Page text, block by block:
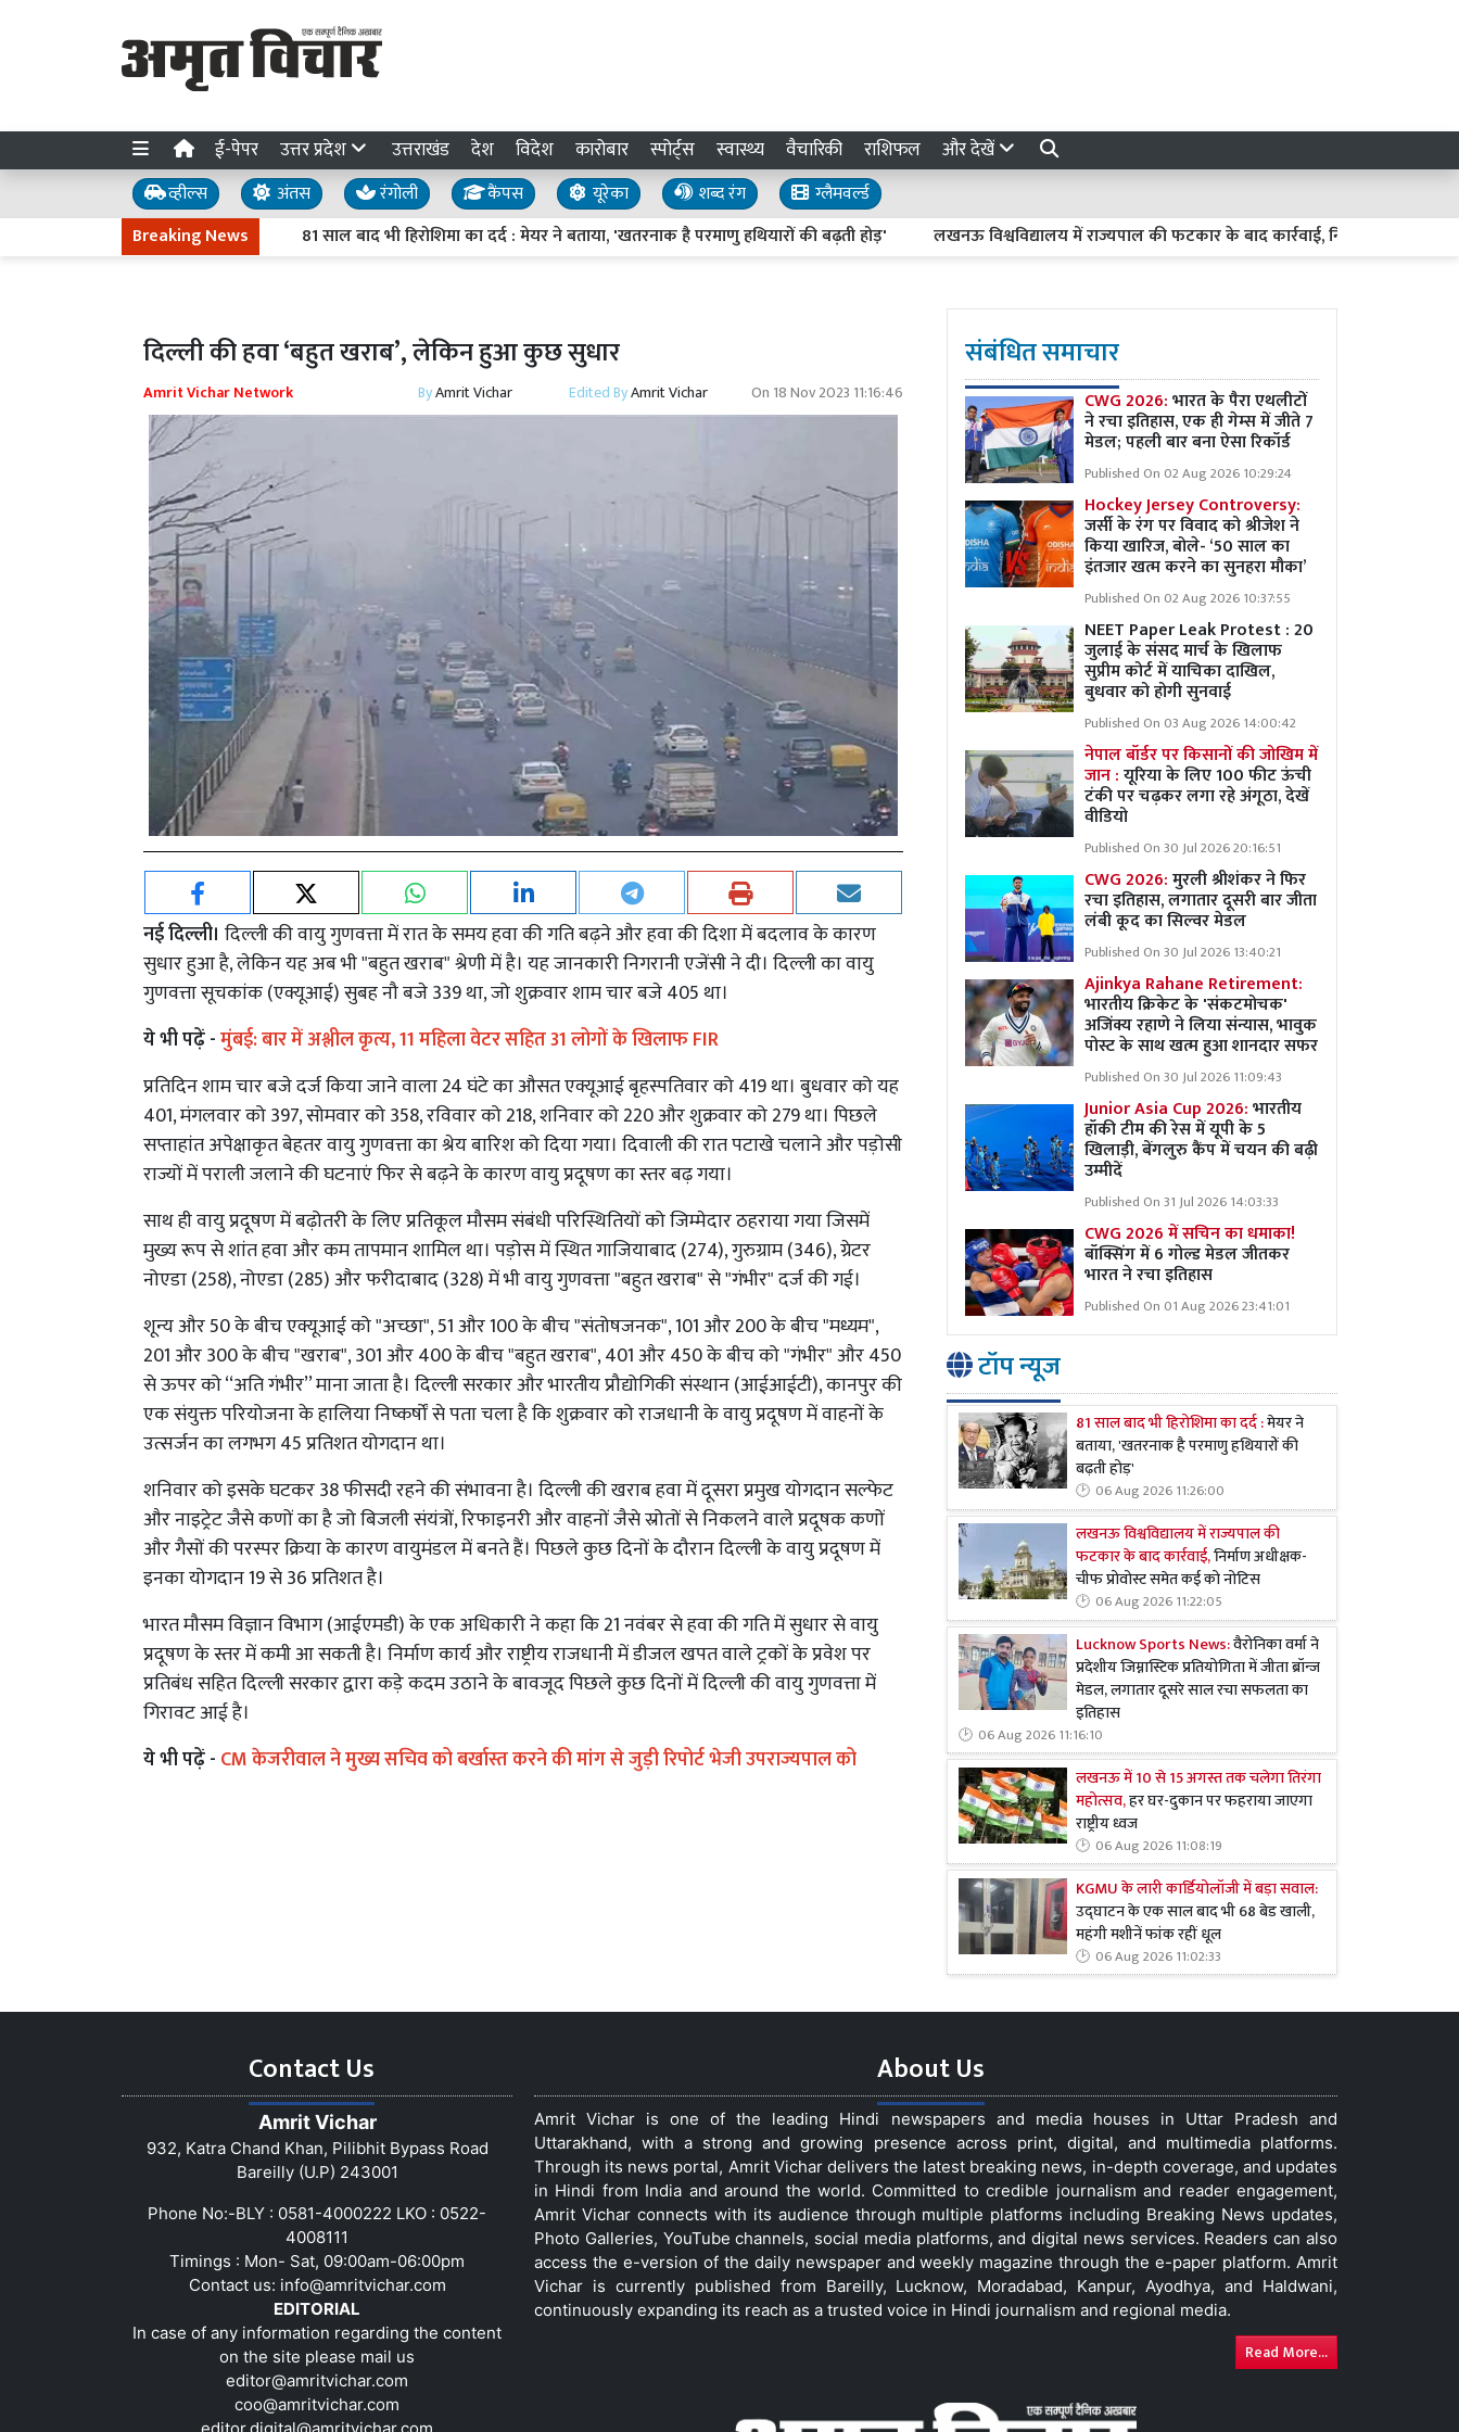
ई-पेपर उत्तर प्रदेश उत्तराखंड देश विदेश कारोबार स्पोर्ट्स स्वास्थ्य वैचारिकी राशिफल और देखें
व्हील्स अंतस रंगोली कैंपस यूरेका शब्द रंग
ग्लैमवर्ल्ड
Breaking News
81 साल बाद भी हिरोशिमा का दर्द : मेयर ने बताया, 'खतरनाक है परमाणु हथियारों की बढ़ती होड़' लखनऊ विश्वविद्यालय में राज्यपाल की फटकार के बाद कार्रवाई, निर्माण अधीक्षक-चीफ
दिल्ली की हवा ‘बहुत खराब’, लेकिन हुआ कुछ सुधार
Amrit Vichar Network ByAmrit Vichar Edited ByAmrit Vichar On 18 Nov 2023 11:16:46
नई दिल्ली। दिल्ली की वायु गुणवत्ता में रात के समय हवा की गति बढ़ने और हवा की दिशा में बदलाव के कारण
सुधार हुआ है, लेकिन यह अब भी "बहुत खराब" श्रेणी में है। यह जानकारी निगरानी एजेंसी ने दी। दिल्ली का वायु
गुणवत्ता सूचकांक (एक्यूआई) सुबह नौ बजे 339 था, जो शुक्रवार शाम चार बजे 405 था।
ये भी पढ़ें -मुंबई: बार में अश्लील कृत्य, 11 महिला वेटर सहित 31 लोगों के खिलाफ FIR
प्रतिदिन शाम चार बजे दर्ज किया जाने वाला 24 घंटे का औसत एक्यूआई बृहस्पतिवार को 419 था। बुधवार को यह
401, मंगलवार को 397, सोमवार को 358, रविवार को 218, शनिवार को 220 और शुक्रवार को 279 था। पिछले
सप्ताहांत अपेक्षाकृत बेहतर वायु गुणवत्ता का श्रेय बारिश को दिया गया। दिवाली की रात पटाखे चलाने और पड़ोसी
राज्यों में पराली जलाने की घटनाएं फिर से बढ़ने के कारण वायु प्रदूषण का स्तर बढ़ गया।
साथ ही वायु प्रदूषण में बढ़ोतरी के लिए प्रतिकूल मौसम संबंधी परिस्थितियों को जिम्मेदार ठहराया गया जिसमें
मुख्य रूप से शांत हवा और कम तापमान शामिल था। पड़ोस में स्थित गाजियाबाद (274), गुरुग्राम (346), ग्रेटर
नोएडा (258), नोएडा (285) और फरीदाबाद (328) में भी वायु गुणवत्ता "बहुत खराब" से "गंभीर" दर्ज की गई।
शून्य और 50 के बीच एक्यूआई को "अच्छा", 51 और 100 के बीच "संतोषजनक", 101 और 200 के बीच "मध्यम",
201 और 300 के बीच "खराब", 301 और 400 के बीच "बहुत खराब", 401 और 450 के बीच को "गंभीर" और 450
से ऊपर को ‘‘अति गंभीर’’ माना जाता है। दिल्ली सरकार और भारतीय प्रौद्योगिकी संस्थान (आईआईटी), कानपुर की
एक संयुक्त परियोजना के हालिया निष्कर्षों से पता चला है कि शुक्रवार को राजधानी के वायु प्रदूषण में वाहनों के
उत्सर्जन का लगभग 45 प्रतिशत योगदान था।
शनिवार को इसके घटकर 38 फीसदी रहने की संभावना है। दिल्ली की खराब हवा में दूसरा प्रमुख योगदान सल्फेट
और नाइट्रेट जैसे कणों का है जो बिजली संयंत्रों, रिफाइनरी और वाहनों जैसे स्रोतों से निकलने वाले प्रदूषक कणों
और गैसों की परस्पर क्रिया के कारण वायुमंडल में बनते हैं। पिछले कुछ दिनों के दौरान दिल्ली के वायु प्रदूषण में
इनका योगदान 19 से 36 प्रतिशत है।
भारत मौसम विज्ञान विभाग (आईएमडी) के एक अधिकारी ने कहा कि 21 नवंबर से हवा की गति में सुधार से वायु
प्रदूषण के स्तर में कमी आ सकती है। निर्माण कार्य और राष्ट्रीय राजधानी में डीजल खपत वाले ट्रकों के प्रवेश पर
प्रतिबंध सहित दिल्ली सरकार द्वारा कड़े कदम उठाने के बावजूद पिछले कुछ दिनों में दिल्ली की वायु गुणवत्ता में
गिरावट आई है।
ये भी पढ़ें - CM केजरीवाल ने मुख्य सचिव को बर्खास्त करने की मांग से जुड़ी रिपोर्ट भेजी उपराज्यपाल को
संबंधित समाचार
CWG 2026:भारत के पैरा एथलीटों
ने रचा इतिहास, एक ही गेम्स में जीते 7
मेडल; पहली बार बना ऐसा रिकॉर्ड
Published On 02 Aug 2026 10:29:24
Hockey Jersey Controversy:
जर्सी के रंग पर विवाद को श्रीजेश ने
किया खारिज, बोले- ‘50 साल का
इंतजार खत्म करने का सुनहरा मौका’
Published On 02 Aug 2026 10:37:55
NEET Paper Leak Protest : 20
जुलाई के संसद मार्च के खिलाफ
सुप्रीम कोर्ट में याचिका दाखिल,
बुधवार को होगी सुनवाई
Published On 03 Aug 2026 14:00:42
नेपाल बॉर्डर पर किसानों की जोखिम में
जान :यूरिया के लिए 100 फीट ऊंची
टंकी पर चढ़कर लगा रहे अंगूठा, देखें
वीडियो
Published On 30 Jul 2026 20:16:51
CWG 2026:मुरली श्रीशंकर ने फिर
रचा इतिहास, लगातार दूसरी बार जीता
लंबी कूद का सिल्वर मेडल
Published On 30 Jul 2026 13:40:21
Ajinkya Rahane Retirement:
भारतीय क्रिकेट के 'संकटमोचक'
अजिंक्य रहाणे ने लिया संन्यास, भावुक
पोस्ट के साथ खत्म हुआ शानदार सफर
Published On 30 Jul 2026 11:09:43
Junior Asia Cup 2026:भारतीय
हॉकी टीम की रेस में यूपी के 5
खिलाड़ी, बेंगलुरु कैंप में चयन की बढ़ी
उम्मीदें
Published On 31 Jul 2026 14:03:33
CWG 2026 में सचिन का धमाका!
बॉक्सिंग में 6 गोल्ड मेडल जीतकर
भारत ने रचा इतिहास
Published On 01 Aug 2026 23:41:01
टॉप न्यूज
81 साल बाद भी हिरोशिमा का दर्द :मेयर ने
बताया, 'खतरनाक है परमाणु हथियारों की
बढ़ती होड़'
06 Aug 2026 11:26:00
लखनऊ विश्वविद्यालय में राज्यपाल की
फटकार के बाद कार्रवाई,निर्माण अधीक्षक-
चीफ प्रोवोस्ट समेत कई को नोटिस
06 Aug 2026 11:22:05
Lucknow Sports News:वैरोनिका वर्मा ने
प्रदेशीय जिम्नास्टिक प्रतियोगिता में जीता ब्रॉन्ज
मेडल, लगातार दूसरे साल रचा सफलता का
इतिहास
06 Aug 2026 11:16:10
लखनऊ में 10 से 15 अगस्त तक चलेगा तिरंगा
महोत्सव,हर घर-दुकान पर फहराया जाएगा
राष्ट्रीय ध्वज
06 Aug 2026 11:08:19
KGMU के लारी कार्डियोलॉजी में बड़ा सवाल:
उद्घाटन के एक साल बाद भी 68 बेड खाली,
महंगी मशीनें फांक रहीं धूल
06 Aug 2026 11:02:33
Contact Us
Amrit Vichar
932, Katra Chand Khan, Pilibhit Bypass Road
Bareilly (U.P) 243001
Phone No:-BLY : 0581-4000222 LKO : 0522-
4008111
Timings : Mon- Sat, 09:00am-06:00pm
Contact us: info@amritvichar.com
EDITORIAL
In case of any information regarding the content
on the site please mail us
editor@amritvichar.com
coo@amritvichar.com
About Us
Amrit Vichar is one of the leading Hindi newspapers and media houses in Uttar Pradesh and
Uttarakhand, with a strong and growing presence across print, digital, and multimedia platforms.
Through its news portal, Amrit Vichar delivers the latest breaking news, in-depth coverage, and updates
in Hindi from India and around the world. Committed to credible journalism and reader engagement,
Amrit Vichar connects with its audience through multiple platforms including Breaking News updates,
Photo Galleries, YouTube channels, social media platforms, and digital news services. Readers can also
access the e-version of the daily newspaper and weekly magazine through the e-paper platform. Amrit
Vichar is currently published from Bareilly, Lucknow, Moradabad, Kanpur, Ayodhya, and Haldwani,
continuously expanding its reach as a trusted voice in Hindi journalism and regional media.
Read More...